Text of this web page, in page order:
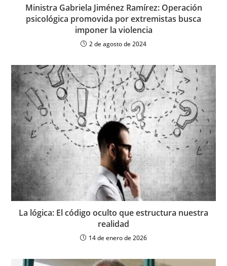
Ministra Gabriela Jiménez Ramírez: Operación
psicológica promovida por extremistas busca
imponer la violencia
2 de agosto de 2024
La lógica: El código oculto que estructura nuestra
realidad
14 de enero de 2026